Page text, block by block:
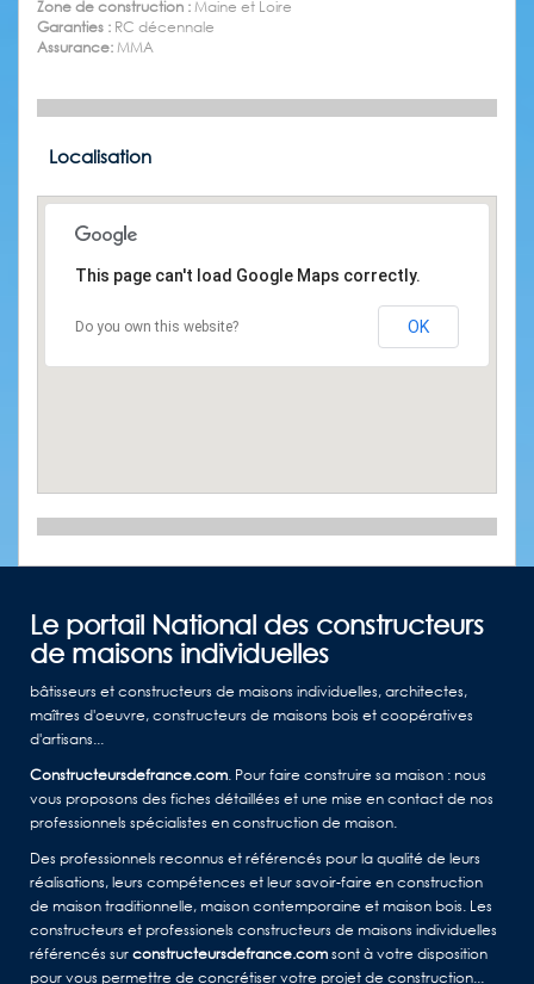
Zone de construction :Maine et Loire
Garanties : RC décennale
Assurance:MMA
Localisation
This page can't load Google Maps correctly.
Do you own this website? OK
Le portail National des constructeurs
de maisons individuelles
bâtisseurs et constructeurs de maisons individuelles, architectes,
maîtres d'oeuvre, constructeurs de maisons bois et coopératives
d'artisans...
Constructeursdefrance.com. Pour faire construire sa maison : nous
vous proposons des fiches détaillées et une mise en contact de nos
professionnels spécialistes en construction de maison.
Des professionnels reconnus et référencés pour la qualité de leurs
réalisations, leurs compétences et leur savoir-faire en construction
de maison traditionnelle, maison contemporaine et maison bois. Les
constructeurs et professionels constructeurs de maisons individuelles
référencés surconstructeursdefrance.comsont à votre disposition
pour vous permettre de concrétiser votre projet de construction...